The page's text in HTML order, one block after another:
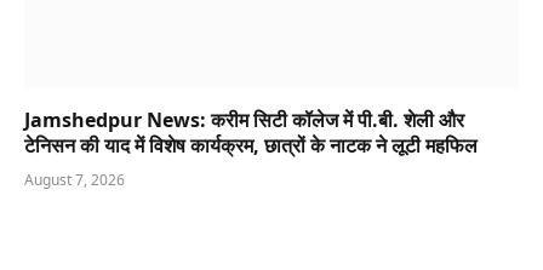
Jamshedpur News: करीम सिटी कॉलेज में पी.बी. शेली और
टेनिसन की याद में विशेष कार्यक्रम, छात्रों के नाटक ने लूटी महफिल
August 7, 2026